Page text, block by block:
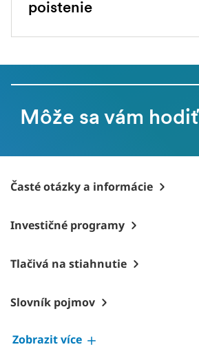
poistenie
Môže sa vám hodiť
Časté otázky a informácie
Investičné programy
Tlačivá na stiahnutie
Slovník pojmov
Zobrazit více